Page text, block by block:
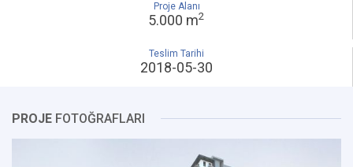
Proje Alanı
5.000 m2
Teslim Tarihi
2018-05-30
PROJE FOTOĞRAFLARI